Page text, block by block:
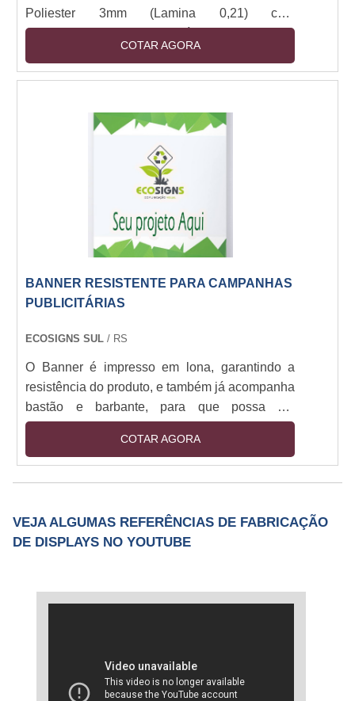
Poliester 3mm (Lamina 0,21) com
letreiro/logomarca em acrílico 3mm cristal
cortado a laser e adesivado nas cores da
logomarca, aplicado na face do painel.
COTAR AGORA
BANNER RESISTENTE PARA CAMPANHAS
PUBLICITÁRIAS
ECOSIGNS SUL / RS
O Banner é impresso em lona, garantindo a
resistência do produto, e também já acompanha
bastão e barbante, para que possa ser
pendurado no local desejado.
COTAR AGORA
VEJA ALGUMAS REFERÊNCIAS DE FABRICAÇÃO
DE DISPLAYS NO YOUTUBE